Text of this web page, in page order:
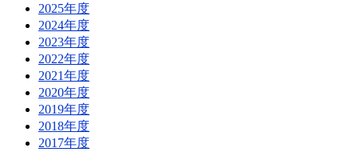
2025年度
2024年度
2023年度
2022年度
2021年度
2020年度
2019年度
2018年度
2017年度